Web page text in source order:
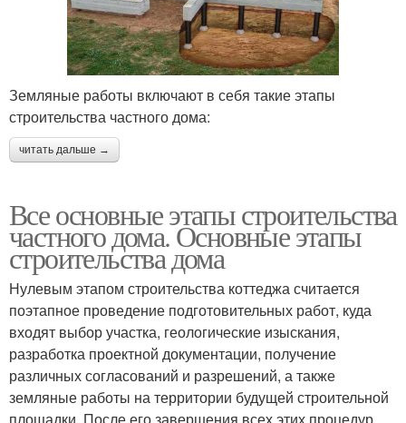
Земляные работы включают в себя такие этапы
строительства частного дома:
читать дальше →
Все основные этапы строительства
частного дома. Основные этапы
строительства дома
Нулевым этапом строительства коттеджа считается
поэтапное проведение подготовительных работ, куда
входят выбор участка, геологические изыскания,
разработка проектной документации, получение
различных согласований и разрешений, а также
земляные работы на территории будущей строительной